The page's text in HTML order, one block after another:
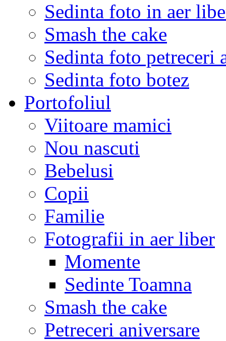
Sedinta foto in aer
Smash the cake
Sedinta foto petreceri
Sedinta foto botez
Portofoliul
Viitoare mamici
Nou nascuti
Bebelusi
Copii
Familie
Fotografii in aer liber
Momente
Sedinte Toamna
Smash the cake
Petreceri aniversare